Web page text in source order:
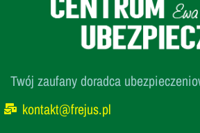
Twój zaufany doradca
kontakt@frejus.pl